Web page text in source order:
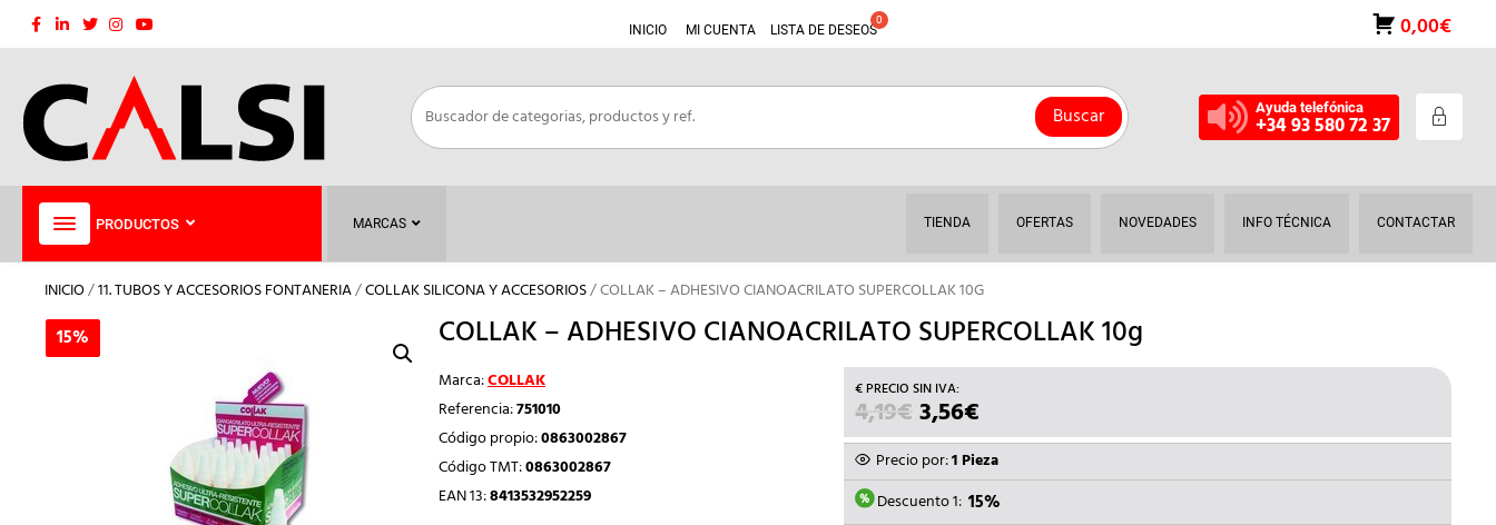
Saltar
INICIO MI CUENTA LISTA DE DESEOS 0,00€
Buscar Ayuda telefónica
+34 93 580 72 37
PRODUCTOS MARCAS TIENDA OFERTAS NOVEDADES INFO TÉCNICA CONTACTAR
INICIO/11. TUBOS Y ACCESORIOS FONTANERIA/COLLAK SILICONA Y ACCESORIOS/ COLLAK – ADHESIVO CIANOACRILATO SUPERCOLLAK 10G
15% COLLAK – ADHESIVO CIANOACRILATO SUPERCOLLAK 10g
Marca:COLLAK
Referencia:751010
Código propio:0863002867
Código TMT:0863002867
EAN 13:8413532952259
4,19€ EL
PRECIO
ORIGINAL
ERA:
4,19€.
3,56€EL
PRECIO
ACTUAL
ES:
3,56€.
Precio por:1 Pieza
Descuento 1: 15%
15%